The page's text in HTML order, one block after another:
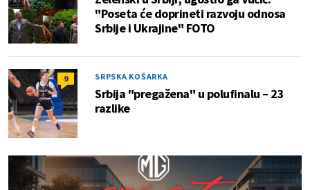
"Poseta će doprineti razvoju odnosa
Srbije i Ukrajine" FOTO
9 SRPSKA KOŠARKA
Srbija "pregažena" u polufinalu – 23
razlike